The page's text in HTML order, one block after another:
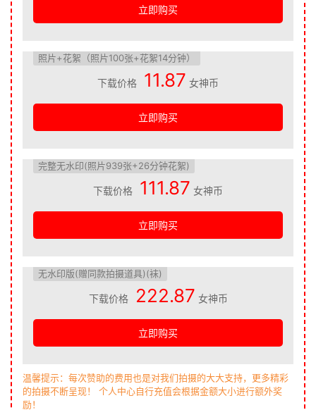
立即购买
照片+花絮（照片100张+花絮14分钟）
下载价格 11.87 女神币
立即购买
完整无水印(照片939张+26分钟花絮)
下载价格 111.87 女神币
立即购买
无水印版(赠同款拍摄道具)(袜)
下载价格 222.87 女神币
立即购买
温馨提示：每次赞助的费用也是对我们拍摄的大大支持，更多精彩
的拍摄不断呈现！ 个人中心自行充值会根据金额大小进行额外奖
励！